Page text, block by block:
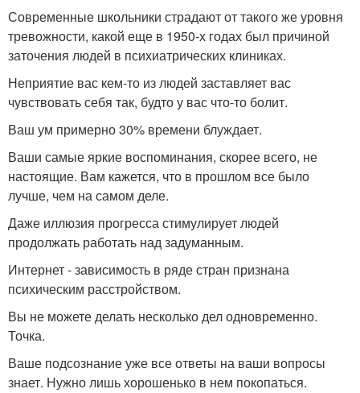
Современные школьники страдают от такого же уровня
тревожности, какой еще в 1950-х годах был причиной
заточения людей в психиатрических клиниках.
Неприятие вас кем-то из людей заставляет вас
чувствовать себя так, будто у вас что-то болит.
Ваш ум примерно 30% времени блуждает.
Ваши самые яркие воспоминания, скорее всего, не
настоящие. Вам кажется, что в прошлом все было
лучше, чем на самом деле.
Даже иллюзия прогресса стимулирует людей
продолжать работать над задуманным.
Интернет - зависимость в ряде стран признана
психическим расстройством.
Вы не можете делать несколько дел одновременно.
Точка.
Ваше подсознание уже все ответы на ваши вопросы
знает. Нужно лишь хорошенько в нем покопаться.